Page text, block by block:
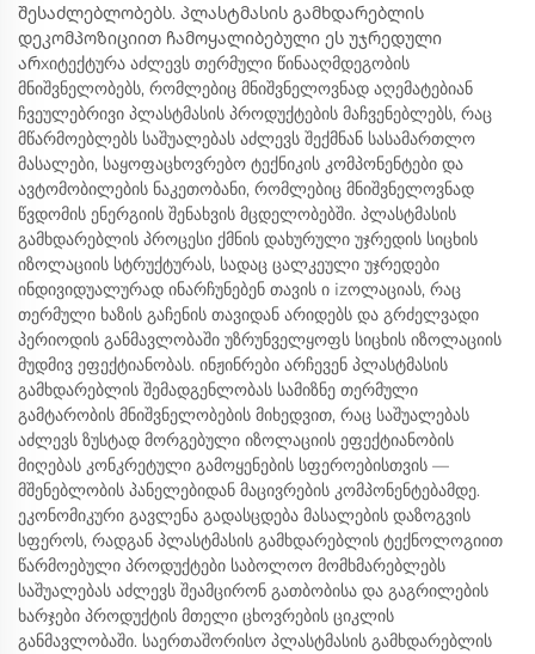
შესაძლებლობებს. პლასტმასის გამხდარებლის
დეკომპოზიციით ჩამოყალიბებული ეს უჯრედული
არхიტექტურა აძლევს თერმული წინააღმდეგობის
მნიშვნელობებს, რომლებიც მნიშვნელოვნად აღემატებიან
ჩვეულებრივი პლასტმასის პროდუქტების მაჩვენებლებს, რაც
მწარმოებლებს საშუალებას აძლევს შექმნან სასამართლო
მასალები, საყოფაცხოვრებო ტექნიკის კომპონენტები და
ავტომობილების ნაკეთობანი, რომლებიც მნიშვნელოვნად
წვდომის ენერგიის შენახვის მცდელობებში. პლასტმასის
გამხდარებლის პროცესი ქმნის დახურული უჯრედის სიცხის
იზოლაციის სტრუქტურას, სადაც ცალკეული უჯრედები
ინდივიდუალურად ინარჩუნებენ თავის ი izოლაციას, რაც
თერმული ხაზის გაჩენის თავიდან არიდებს და გრძელვადი
პერიოდის განმავლობაში უზრუნველყოფს სიცხის იზოლაციის
მუდმივ ეფექტიანობას. ინჟინრები არჩევენ პლასტმასის
გამხდარებლის შემადგენლობას სამიზნე თერმული
გამტარობის მნიშვნელობების მიხედვით, რაც საშუალებას
აძლევს ზუსტად მორგებული იზოლაციის ეფექტიანობის
მიღებას კონკრეტული გამოყენების სფეროებისთვის —
მშენებლობის პანელებიდან მაცივრების კომპონენტებამდე.
ეკონომიკური გავლენა გადასცდება მასალების დაზოგვის
სფეროს, რადგან პლასტმასის გამხდარებლის ტექნოლოგიით
წარმოებული პროდუქტები საბოლოო მომხმარებლებს
საშუალებას აძლევს შეამცირონ გათბობისა და გაგრილების
ხარჯები პროდუქტის მთელი ცხოვრების ციკლის
განმავლობაში. საერთაშორისო პლასტმასის გამხდარებლის